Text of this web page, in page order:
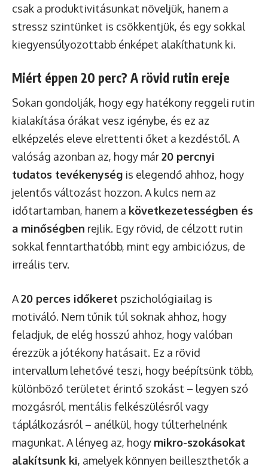
csak a produktivitásunkat növeljük, hanem a
stressz szintünket is csökkentjük, és egy sokkal
kiegyensúlyozottabb énképet alakíthatunk ki.
Miért éppen 20 perc? A rövid rutin ereje
Sokan gondolják, hogy egy hatékony reggeli rutin
kialakítása órákat vesz igénybe, és ez az
elképzelés eleve elrettenti őket a kezdéstől. A
valóság azonban az, hogy már20 percnyi
tudatos tevékenység is elegendő ahhoz, hogy
jelentős változást hozzon. A kulcs nem az
időtartamban, hanem a következetességben és
a minőségben rejlik. Egy rövid, de célzott rutin
sokkal fenntarthatóbb, mint egy ambiciózus, de
irreális terv.
A20 perces időkeret pszichológiailag is
motiváló. Nem tűnik túl soknak ahhoz, hogy
feladjuk, de elég hosszú ahhoz, hogy valóban
érezzük a jótékony hatásait. Ez a rövid
intervallum lehetővé teszi, hogy beépítsünk több,
különböző területet érintő szokást – legyen szó
mozgásról, mentális felkészülésről vagy
táplálkozásról – anélkül, hogy túlterhelnénk
magunkat. A lényeg az, hogy mikro-szokásokat
alakítsunk ki, amelyek könnyen beilleszthetők a